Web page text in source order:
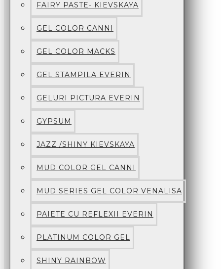
FAIRY PASTE- KIEVSKAYA
GEL COLOR CANNI
GEL COLOR MACKS
GEL STAMPILA EVERIN
GELURI PICTURA EVERIN
GYPSUM
JAZZ /SHINY KIEVSKAYA
MUD COLOR GEL CANNI
MUD SERIES GEL COLOR VENALISA
PAIETE CU REFLEXII EVERIN
PLATINUM COLOR GEL
SHINY RAINBOW